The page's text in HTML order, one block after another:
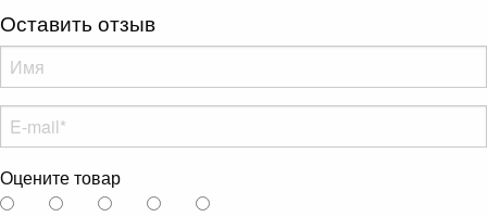
Оставить отзыв
Оцените товар